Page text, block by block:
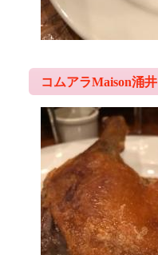
コムアラMaison涌井